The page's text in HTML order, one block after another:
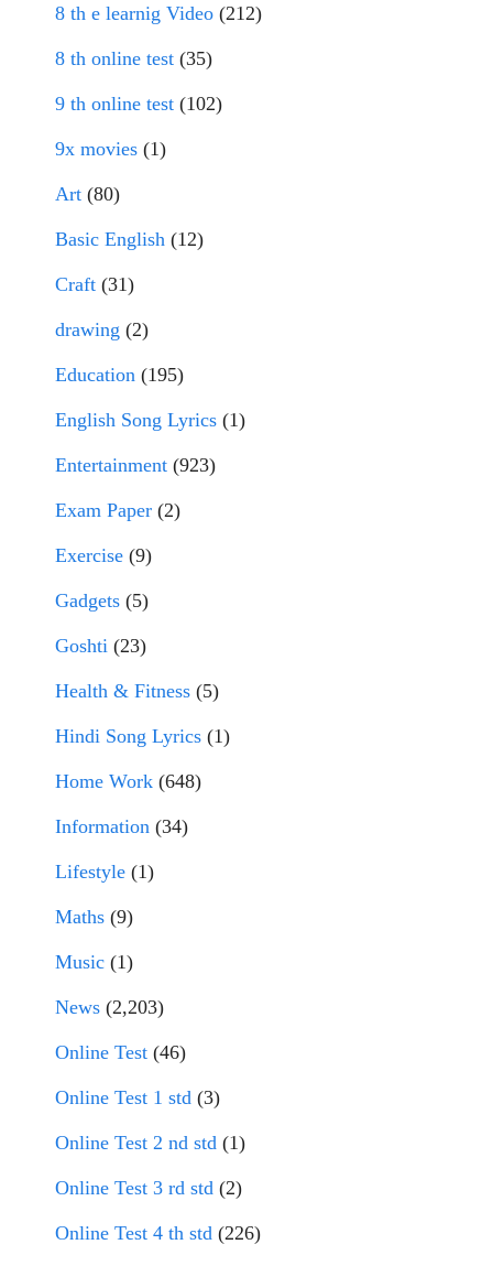
8 th e learnig Video (212)
8 th online test (35)
9 th online test (102)
9x movies (1)
Art (80)
Basic English (12)
Craft (31)
drawing (2)
Education (195)
English Song Lyrics (1)
Entertainment (923)
Exam Paper (2)
Exercise (9)
Gadgets (5)
Goshti (23)
Health & Fitness (5)
Hindi Song Lyrics (1)
Home Work (648)
Information (34)
Lifestyle (1)
Maths (9)
Music (1)
News (2,203)
Online Test (46)
Online Test 1 std (3)
Online Test 2 nd std (1)
Online Test 3 rd std (2)
Online Test 4 th std (226)